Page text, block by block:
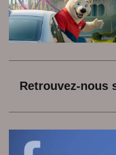
Retrouvez-nous